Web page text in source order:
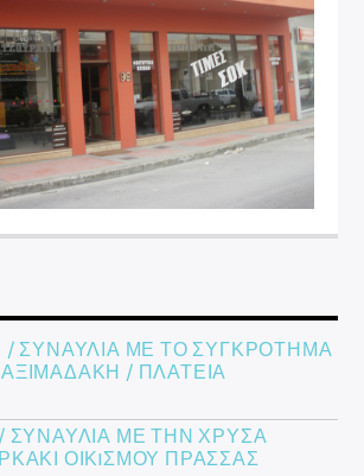
/ ΣΥΝΑΥΛΙΑ ΜΕ ΤΟ ΣΥΓΚΡΟΤΗΜΑ
/ ΠΛΑΤΕΙΑ
ΣΥΝΑΥΛΙΑ ΜΕ ΤΗΝ ΧΡΥΣΑ
ΟΙΚIΣΜΟΥ ΠΡΑΣΣΑΣ